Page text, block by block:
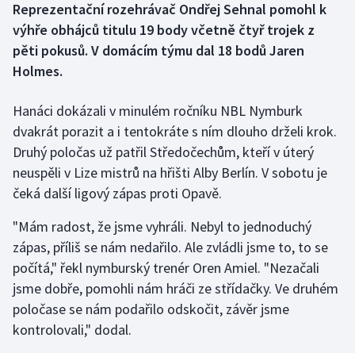
Curling
Dostihy
Florbal
Futsal
Golf
Gymnastika
Házená
Jezdectví
Judo
Reprezentační rozehrávač Ondřej Sehnal pomohl k
výhře obhájců titulu 19 body včetně čtyř trojek z
pěti pokusů. V domácím týmu dal 18 bodů Jaren
Holmes.
Hanáci dokázali v minulém ročníku NBL Nymburk
dvakrát porazit a i tentokráte s ním dlouho drželi krok.
Druhý poločas už patřil Středočechům, kteří v úterý
neuspěli v Lize mistrů na hřišti Alby Berlín. V sobotu je
čeká další ligový zápas proti Opavě.
"Mám radost, že jsme vyhráli. Nebyl to jednoduchý
zápas, příliš se nám nedařilo. Ale zvládli jsme to, to se
počítá," řekl nymburský trenér Oren Amiel. "Nezačali
jsme dobře, pomohli nám hráči ze střídačky. Ve druhém
poločase se nám podařilo odskočit, závěr jsme
kontrolovali," dodal.